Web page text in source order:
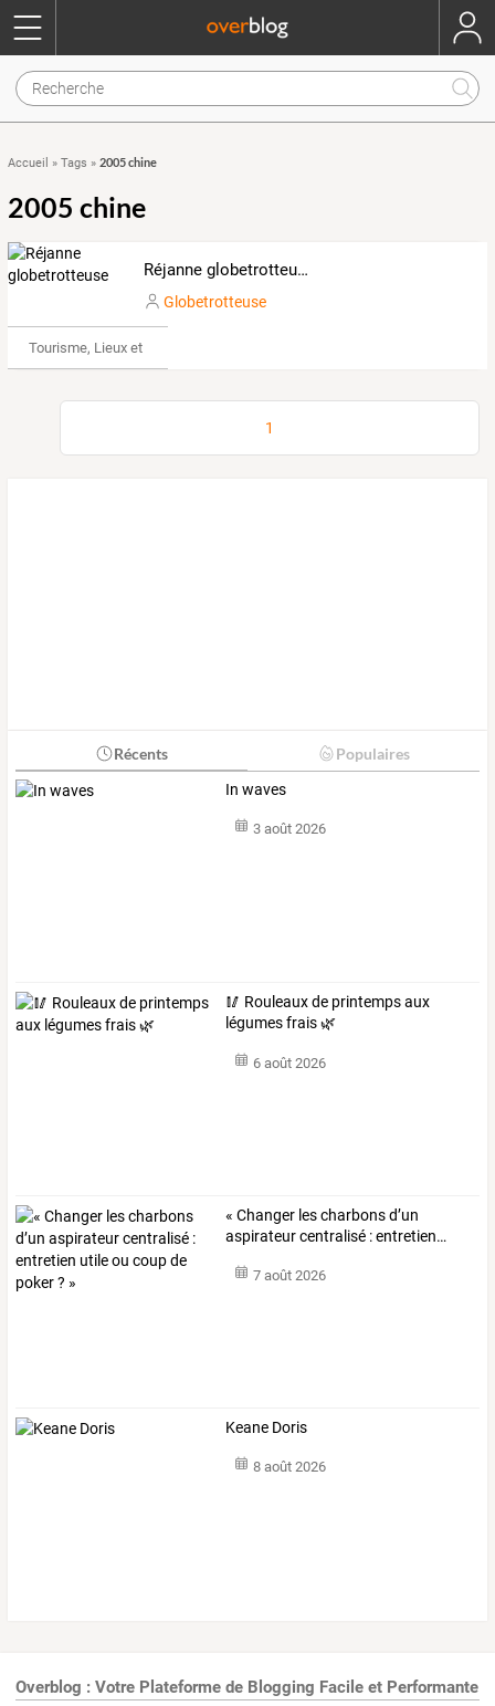
Accueil » Tags » 2005 chine
2005 chine
Réjanne globetrotteuse
Globetrotteuse
Tourisme, Lieux et Événements
1
Récents Populaires
In waves
3 août 2026
🥢 Rouleaux de printemps aux
légumes frais 🌿
6 août 2026
« Changer lescharbonsd’un
aspirateurcentralisé :entretien…
7 août 2026
Keane Doris
8 août 2026
Overblog : Votre Plateforme de Blogging Facile et Performante